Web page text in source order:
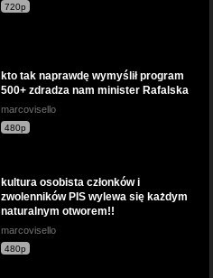
720p
kto tak naprawdę wymyślił program
500+ zdradza nam minister Rafalska
marcovisello
480p
kultura osobista członków i
zwolenników PIS wylewa się każdym
naturalnym otworem!!
marcovisello
480p